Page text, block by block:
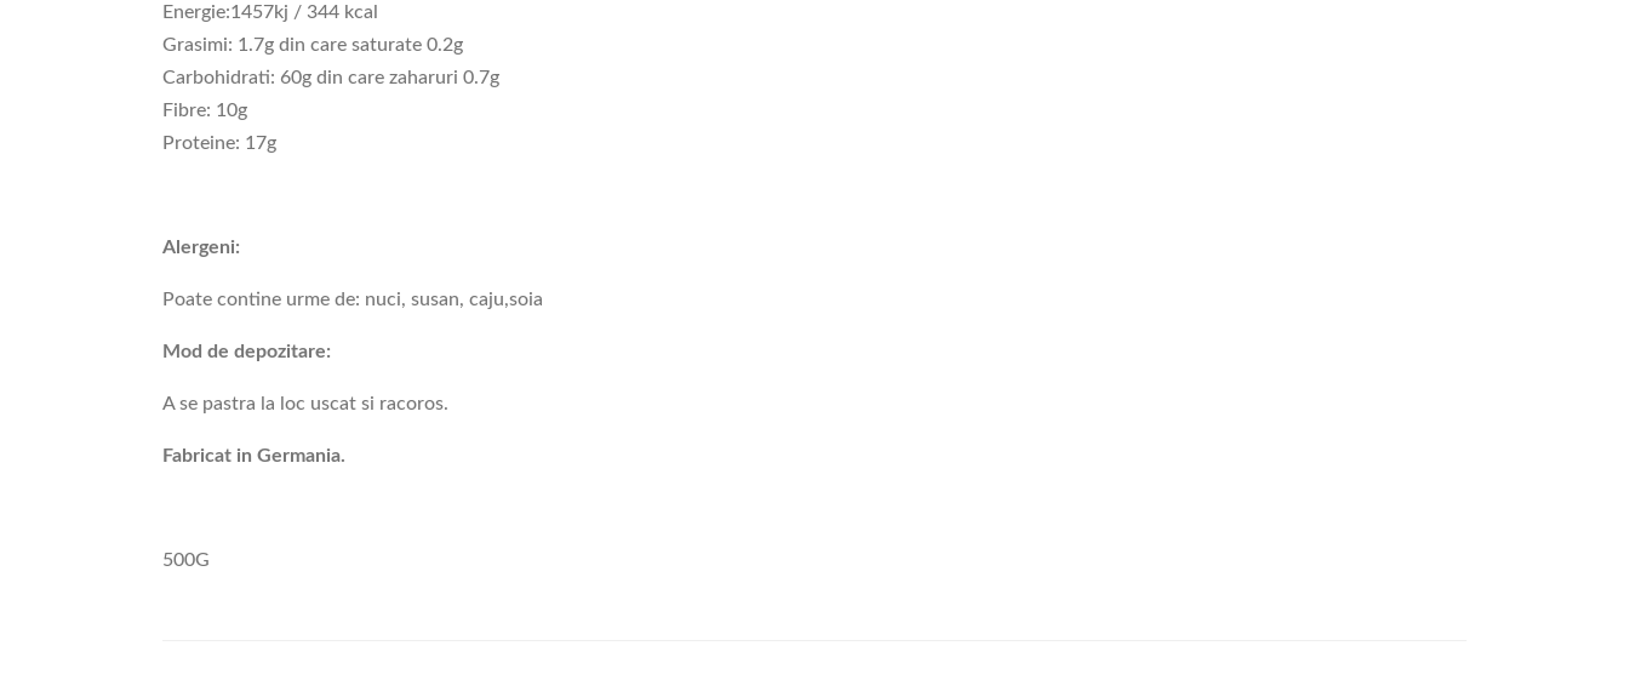
Energie:1457kj / 344 kcal
Grasimi: 1.7g din care saturate 0.2g
Carbohidrati: 60g din care zaharuri 0.7g
Fibre: 10g
Proteine: 17g
Alergeni:
Poate contine urme de: nuci, susan, caju,soia
Mod de depozitare:
A se pastra la loc uscat si racoros.
Fabricat in Germania.
500G